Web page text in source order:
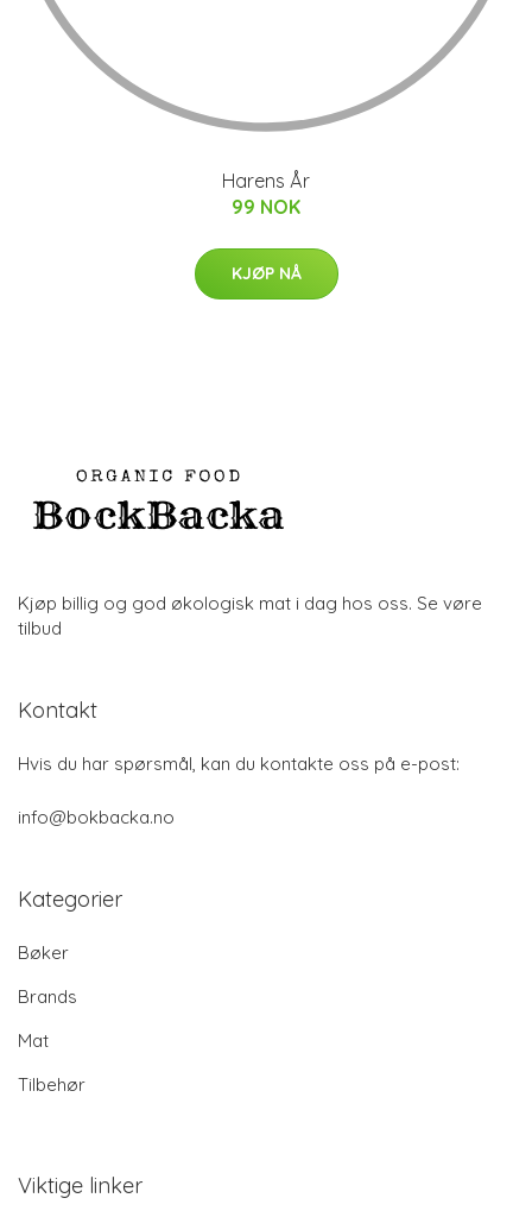
Harens År
99 NOK
KJØP NÅ
Kjøp billig og god økologisk mat i dag hos oss. Se vøre
tilbud
Kontakt
Hvis du har spørsmål, kan du kontakte oss på e-post:
info@bokbacka.no
Kategorier
Bøker
Brands
Mat
Tilbehør
Viktige linker